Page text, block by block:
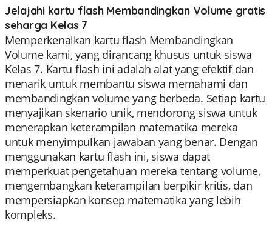
Jelajahi kartu flash Membandingkan Volume gratis
seharga Kelas 7
Memperkenalkan kartu flash Membandingkan
Volume kami, yang dirancang khusus untuk siswa
Kelas 7. Kartu flash ini adalah alat yang efektif dan
menarik untuk membantu siswa memahami dan
membandingkan volume yang berbeda. Setiap kartu
menyajikan skenario unik, mendorong siswa untuk
menerapkan keterampilan matematika mereka
untuk menyimpulkan jawaban yang benar. Dengan
menggunakan kartu flash ini, siswa dapat
memperkuat pengetahuan mereka tentang volume,
mengembangkan keterampilan berpikir kritis, dan
mempersiapkan konsep matematika yang lebih
kompleks.